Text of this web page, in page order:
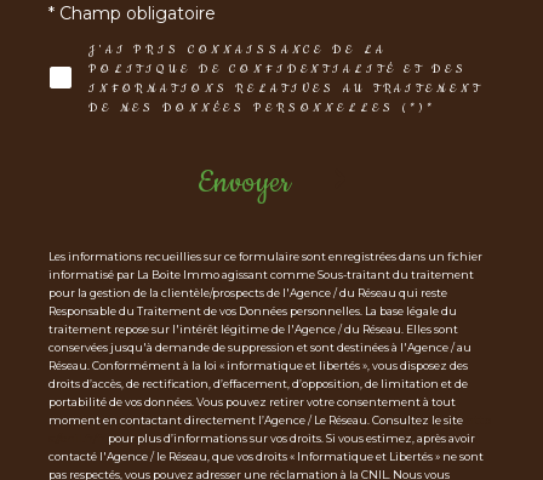
J'AI PRIS CONNAISSANCE DE LA
POLITIQUE DE CONFIDENTIALITÉ ET DES
INFORMATIONS RELATIVES AU TRAITEMENT
DE MES DONNÉES PERSONNELLES (*)*
* Champ obligatoire
Envoyer
Les informations recueillies sur ce formulaire sont enregistrées dans un fichier
informatisé par La Boite Immo agissant comme Sous-traitant du traitement
pour la gestion de la clientèle/prospects de l'Agence / du Réseau qui reste
Responsable du Traitement de vos Données personnelles. La base légale du
traitement repose sur l'intérêt légitime de l'Agence / du Réseau. Elles sont
conservées jusqu'à demande de suppression et sont destinées à l'Agence / au
Réseau. Conformément à la loi « informatique et libertés », vous disposez des
droits d’accès, de rectification, d’effacement, d’opposition, de limitation et de
portabilité de vos données. Vous pouvez retirer votre consentement à tout
moment en contactant directement l’Agence / Le Réseau. Consultez le site
pour plus d’informations sur vos droits. Si vous estimez, après avoir
contacté l'Agence / le Réseau, que vos droits « Informatique et Libertés » ne sont
pas respectés, vous pouvez adresser une réclamation à la CNIL. Nous vous